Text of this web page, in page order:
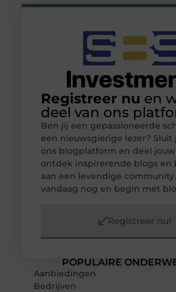
POPULAIRE
Aanbiedingen
Bedrijven
Registreer nu en
deel van ons
Ben jij een gepassioneerde
een nieuwsgierige lezer? Sluit
ons blogplatform en deel
ontdek inspirerende blogs en
aan een levendige
vandaag nog en begin met
Registreer nu!